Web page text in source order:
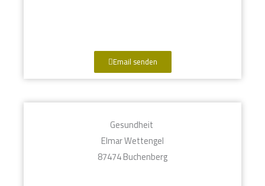
Email senden
Gesundheit
Elmar Wettengel
87474 Buchenberg